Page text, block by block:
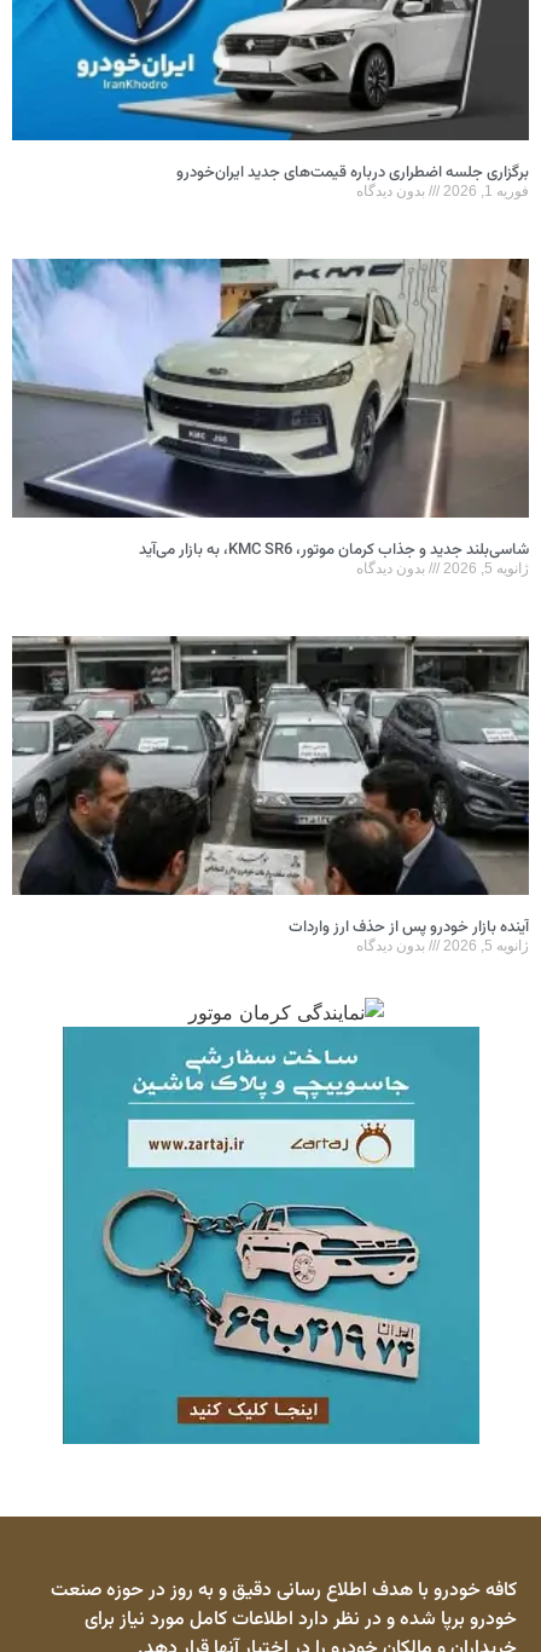
برگزاری جلسه اضطراری درباره قیمت‌های جدید ایران‌خودرو
فوریه 1, 2026 بدون دیدگاه
شاسی‌بلند جدید و جذاب کرمان موتور، KMC SR6، به بازار می‌آید
ژانویه 5, 2026 بدون دیدگاه
آینده بازار خودرو پس از حذف ارز واردات
ژانویه 5, 2026 بدون دیدگاه
کافه خودرو با هدف اطلاع رسانی دقیق و به روز در حوزه صنعت
خودرو برپا شده و در نظر دارد اطلاعات کامل مورد نیاز برای